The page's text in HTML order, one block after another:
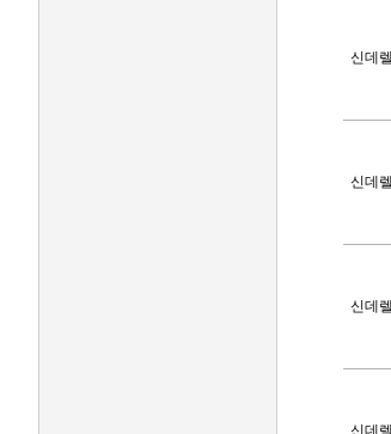
신데
신데
신데
신데